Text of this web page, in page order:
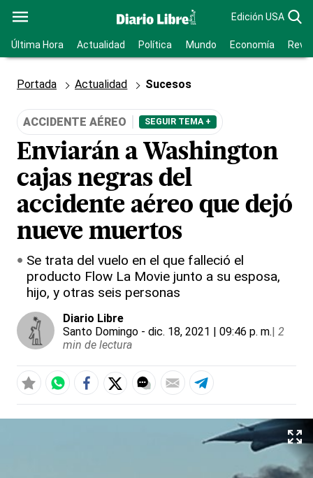
Edición USA
Última Hora Actualidad Política Mundo Economía
Portada Actualidad Sucesos
ACCIDENTE AÉREO SEGUIR TEMA +
Enviarán a Washington
cajas negras del
accidente aéreo que dejó
nueve muertos
Se trata del vuelo en el que falleció el
producto Flow La Movie junto a su esposa,
hijo, y otras seis personas
Diario Libre
Santo Domingo - dic. 18, 2021 | 09:46 p. m.| 2
min de lectura